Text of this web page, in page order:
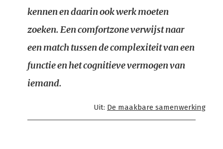
kennen en daarin ook werk moeten
zoeken. Een comfortzone verwijst naar
een match tussen de complexiteit van een
functie en het cognitieve vermogen van
iemand.
Uit: De maakbare samenwerking